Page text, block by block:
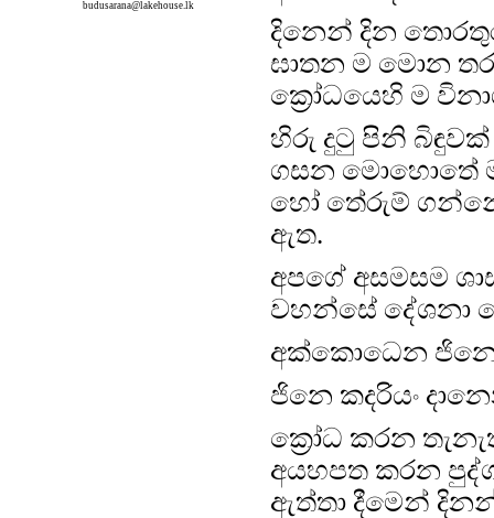
budusarana@lakehouse.lk
දිනෙන් දින
ඝාතන ම මොන
ක්‍රෝධයෙහි ම
හිරු දුටු පිනි
ගසන මොහොතේ
හෝ තේරුම්
ඇත.
අපගේ අසමසම
වහන්සේ දේශනා
අක්කොධෙන ජිනෙ
ජිනෙ කදරියං
ක්‍රෝධ කරන
අයහපත කරන
ඇත්තා දීමෙන්